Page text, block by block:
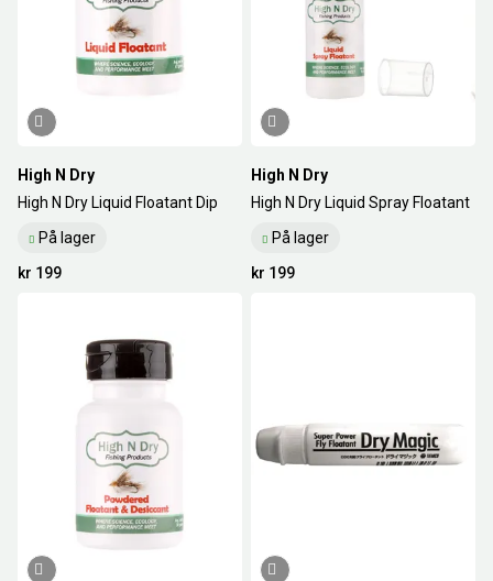
High N Dry
High N Dry Liquid Floatant Dip
På lager
kr 199
High N Dry
High N Dry Liquid Spray Floatant
På lager
kr 199